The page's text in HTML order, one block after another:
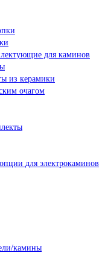
для каминов
из керамики
очагом
для электрокаминов
камины